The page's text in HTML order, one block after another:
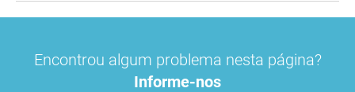
Encontrou algum problema nesta página?
Informe-nos